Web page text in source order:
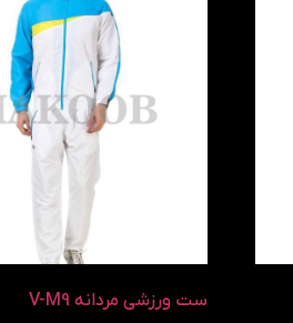
ست ورزشی مردانه V-M9